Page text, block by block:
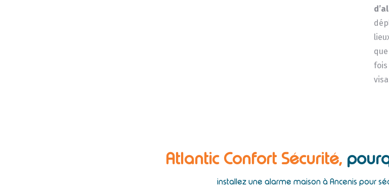
fois
Atlantic Confort Sécurité,
installez une alarme maison à Ancenis pour